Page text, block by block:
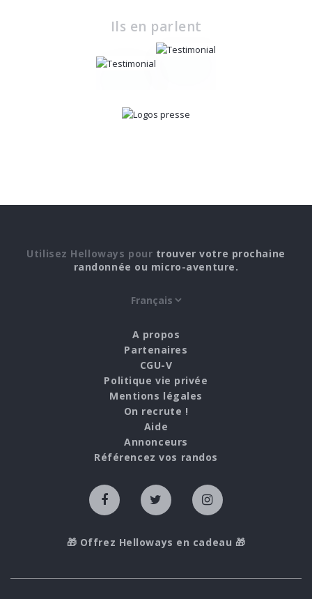
Ils en parlent
Utilisez Helloways pour trouver votre prochaine
randonnée ou micro-aventure.
A propos
Partenaires
CGU-V
Politique vie privée
Mentions légales
On recrute !
Aide
Annonceurs
Référencez vos randos
🎁 Offrez Helloways en cadeau 🎁